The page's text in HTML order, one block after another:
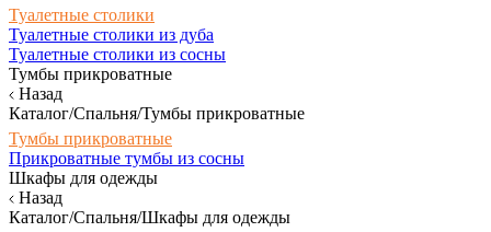
Туалетные столики
Туалетные столики из дуба
Туалетные столики из сосны
Тумбы прикроватные
Назад
Каталог/Спальня/Тумбы прикроватные
Тумбы прикроватные
Прикроватные тумбы из сосны
Шкафы для одежды
Назад
Каталог/Спальня/Шкафы для одежды